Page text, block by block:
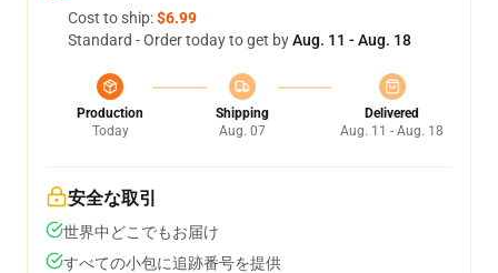
Cost to ship:$6.99
Standard - Order today to get byAug. 11 - Aug. 18
Production
Today
Shipping
Aug. 07
Delivered
Aug. 11 - Aug. 18
安全な取引
世界中どこでもお届け
すべての小包に追跡番号を提供